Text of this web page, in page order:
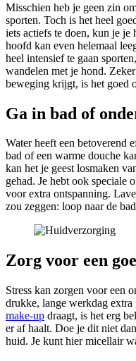
Misschien heb je geen zin
sporten. Toch is het heel
iets actiefs te doen, kun je je
hoofd kan even helemaal
heel intensief te gaan
wandelen met je hond.
beweging krijgt, is het goed
Ga in bad of
Water heeft een betoverend
bad of een warme douche
kan het je geest losmaken
gehad. Je hebt ook speciale
voor extra ontspanning.
zou zeggen: loop naar de
Zorg voor een
Stress kan zorgen voor een
drukke, lange werkdag extra
make-up draagt, is het erg
er af haalt. Doe je dit niet
huid. Je kunt hier micellair